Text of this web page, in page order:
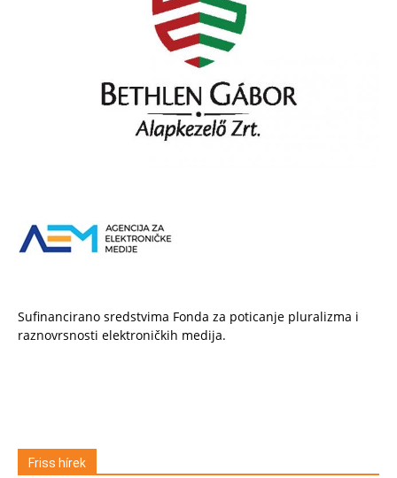
Sufinancirano sredstvima Fonda za poticanje pluralizma i
raznovrsnosti elektroničkih medija.
Friss hírek